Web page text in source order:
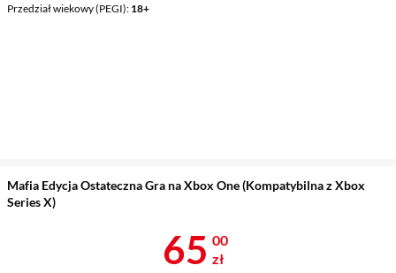
Przedział wiekowy (PEGI) 18+
Mafia Edycja Ostateczna Gra na Xbox One (Kompatybilna z Xbox
Series X)
Cena 65 zł
65 00
zł